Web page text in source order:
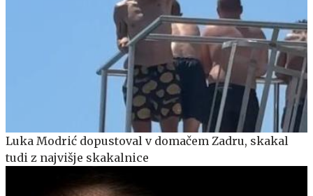
Luka Modrić dopustoval v domačem Zadru, skakal
tudi z najvišje skakalnice